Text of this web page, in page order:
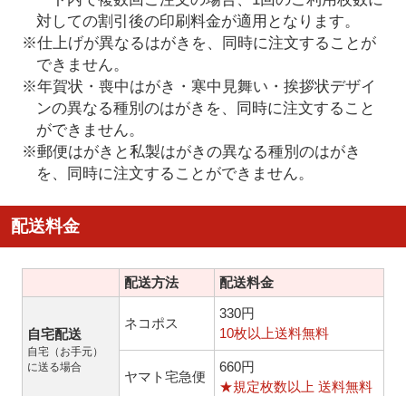
対しての割引後の印刷料金が適用となります。
※仕上げが異なるはがきを、同時に注文することが
できません。
※年賀状・喪中はがき・寒中見舞い・挨拶状デザイ
ンの異なる種別のはがきを、同時に注文すること
ができません。
※郵便はがきと私製はがきの異なる種別のはがき
を、同時に注文することができません。
配送料金
配送方法 配送料金
自宅配送
自宅（お手元）
に送る場合
ネコポス
330円
10枚以上送料無料
ヤマト宅急便
660円
★規定枚数以上 送料無料